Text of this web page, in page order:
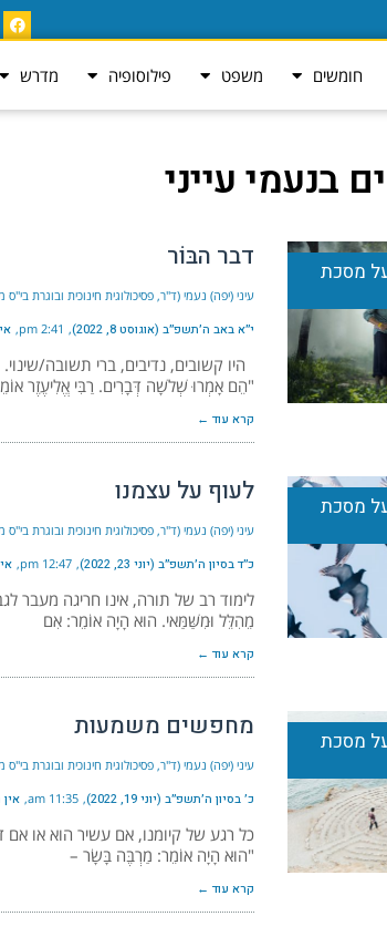
חומשים משפט פילוסופיה מדרש
בנעמי עייני
מסכת דבר הבּוֹר
עיני (יפה) נעמי (ד"ר, פסיכולוגית חינוכית ובוגרת
י״א באב ה׳תשפ״ב (אוגוסט 8, 2022) 2:41 pm
היו קשובים, נדיבים, ברי תשובה/
"הֵם אָמְרוּ שְׁלשָׁה דְּבָרִים. רַבִּי אֱלִיעֶזֶר
קרא עוד ←
מסכת לעוף על עצמנו
עיני (יפה) נעמי (ד"ר, פסיכולוגית חינוכית ובוגרת
כ״ד בסיון ה׳תשפ״ב (יוני 23, 2022) 12:47 pm
לימוד רב של תורה, אינו חריגה מעבר
מֵהִלֵּל וּמִשַּׁמַּאי. הוּא הָיָה אוֹמֵר: אִם
קרא עוד ←
מסכת מחפשים משמעות
עיני (יפה) נעמי (ד"ר, פסיכולוגית חינוכית ובוגרת
כ׳ בסיון ה׳תשפ״ב (יוני 19, 2022) 11:35 am אין
כל רגע של קיומנו, אם עשיר הוא או
"הוּא הָיָה אוֹמֵר: מַרְבֶּה בָּשָׂר –
קרא עוד ←